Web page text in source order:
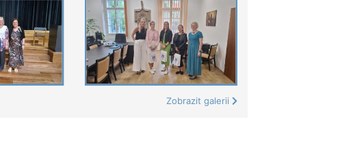
Zobrazit galerii